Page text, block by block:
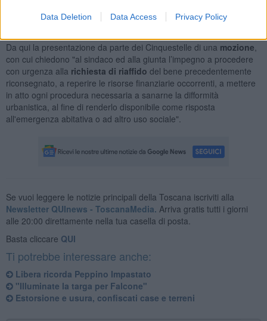
Data Deletion Data Access Privacy Policy
impegni presi davanti ai cittadini per l’affermazione della legalità e
Da qui la presentazione da parte dei Cinquestelle di una mozione
con cui chiedono "al sindaco ed alla giunta l’impegno a procedere
con urgenza alla richiesta di riaffido del bene precedentemente
riconsegnato, a reperire le risorse finanziarie occorrenti, a mettere
in atto ogni procedura necessaria a sanarne la difformità
urbanistica, al fine di renderlo disponibile come risposta
all'emergenza abitativa o ad altro uso sociale".
Se vuoi leggere le notizie principali della Toscana iscriviti alla
Newsletter QUInews - ToscanaMedia. Arriva gratis tutti i giorni
alle 20:00 direttamente nella tua casella di posta.
Basta cliccare QUI
Ti potrebbe interessare anche:
Libera ricorda Peppino Impastato
"Illuminate la targa per Falcone"
Estorsione e usura, confiscati case e terreni